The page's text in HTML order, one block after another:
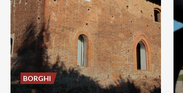
BORGHI